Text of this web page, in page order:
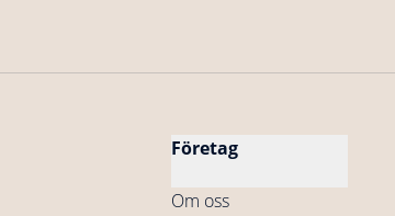
Företag
Om oss